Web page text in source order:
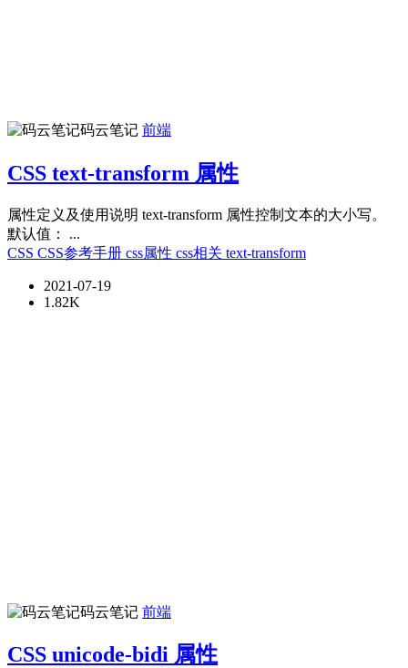
码云笔记 前端
CSS text-transform 属性
属性定义及使用说明 text-transform 属性控制文本的大小写。
默认值： ...
CSS CSS参考手册 css属性 css相关 text-transform
2021-07-19
1.82K
码云笔记 前端
CSS unicode-bidi 属性